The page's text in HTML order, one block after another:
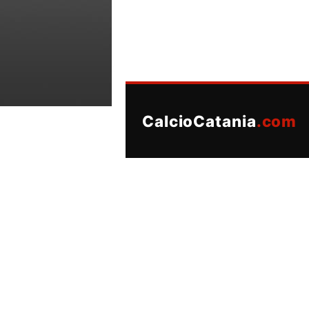
CalcioCatania.com